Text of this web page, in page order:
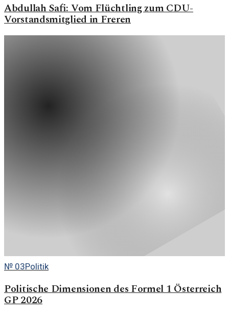
Abdullah Safi: Vom Flüchtling zum CDU-
Vorstandsmitglied in Freren
№ 03Politik
Politische Dimensionen des Formel 1 Österreich
GP 2026